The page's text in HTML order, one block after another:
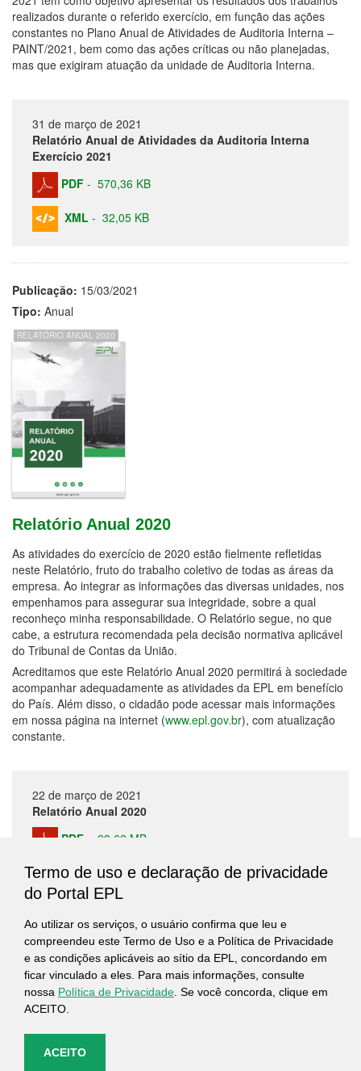
realizados durante o referido exercício, em função das ações
constantes no Plano Anual de Atividades de Auditoria Interna –
PAINT/2021, bem como das ações críticas ou não planejadas,
mas que exigiram atuação da unidade de Auditoria Interna.
31 de março de 2021
Relatório Anual de Atividades da Auditoria Interna
Exercício 2021
PDF - 570,36 KB
XML - 32,05 KB
Publicação: 15/03/2021
Tipo: Anual
RELATÓRIO ANUAL 2020
Relatório Anual 2020
As atividades do exercício de 2020 estão fielmente refletidas
neste Relatório, fruto do trabalho coletivo de todas as áreas da
empresa. Ao integrar as informações das diversas unidades, nos
empenhamos para assegurar sua integridade, sobre a qual
reconheço minha responsabilidade. O Relatório segue, no que
cabe, a estrutura recomendada pela decisão normativa aplicável
do Tribunal de Contas da União.
Acreditamos que este Relatório Anual 2020 permitirá à sociedade
acompanhar adequadamente as atividades da EPL em benefício
do País. Além disso, o cidadão pode acessar mais informações
em nossa página na internet (www.epl.gov.br), com atualização
constante.
22 de março de 2021
Relatório Anual 2020
PDF
23,62 MB
XML-163,89 KB
28 registros encontrados. mostrando de 1 a 10
início anterior 1 2 3 próxima última
Termo de uso e declaração de privacidade
do Portal EPL
Ao utilizar os serviços, o usuário confirma que leu e
compreendeu este Termo de Uso e a Política de Privacidade
e as condições aplicáveis ao sítio da EPL, concordando em
ficar vinculado a eles. Para mais informações, consulte
nossa Política de Privacidade . Se você concorda, clique em
ACEITO.
ACEITO